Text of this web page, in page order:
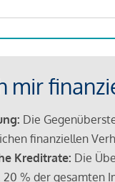
mir
Die
finanziellen
Kreditrate: Die
20 % der gesamten